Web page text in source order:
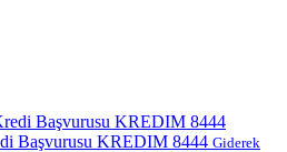
Başvurusu KREDIM 8444 Giderek